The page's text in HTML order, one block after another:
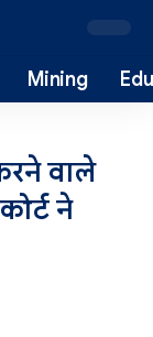
Mining
वाले
ने